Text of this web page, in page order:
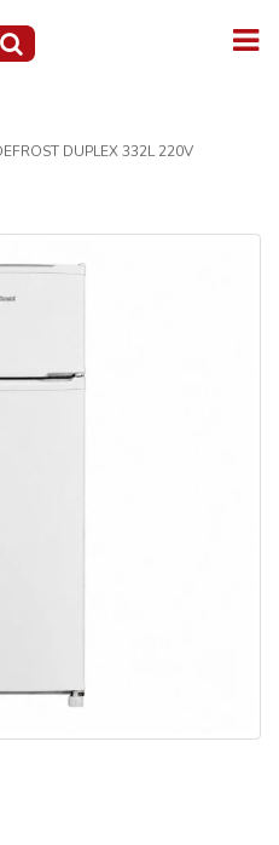
DUPLEX 332L 220V